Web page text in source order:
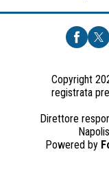
Copyright
registrata
Direttore
Powered by